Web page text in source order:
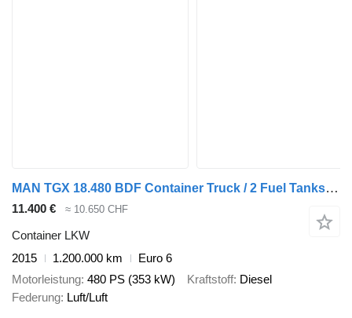
MAN TGX 18.480 BDF Container Truck / 2 Fuel Tanks / Full Air Suspens
11.400 € ≈ 10.650 CHF
Container LKW
2015
1.200.000 km
Euro 6
Motorleistung 480 PS (353 kW) Kraftstoff Diesel
Federung Luft/Luft